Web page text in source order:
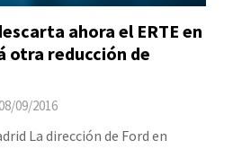
ahora el ERTE en
otra reducción de
08/09/2016
La dirección de Ford en